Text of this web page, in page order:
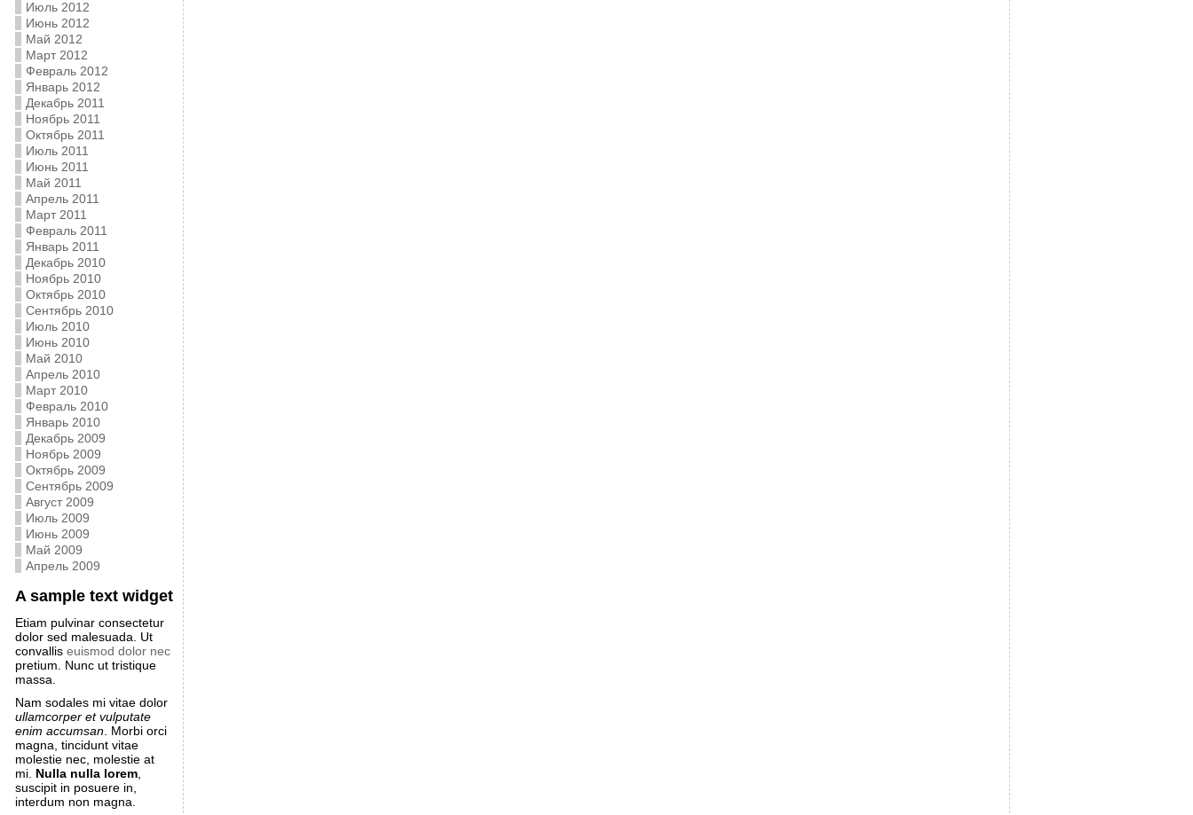
Июль 2012
Июнь 2012
Май 2012
Март 2012
Февраль 2012
Январь 2012
Декабрь 2011
Ноябрь 2011
Октябрь 2011
Июль 2011
Июнь 2011
Май 2011
Апрель 2011
Март 2011
Февраль 2011
Январь 2011
Декабрь 2010
Ноябрь 2010
Октябрь 2010
Сентябрь 2010
Июль 2010
Июнь 2010
Май 2010
Апрель 2010
Март 2010
Февраль 2010
Январь 2010
Декабрь 2009
Ноябрь 2009
Октябрь 2009
Сентябрь 2009
Август 2009
Июль 2009
Июнь 2009
Май 2009
Апрель 2009
A sample text widget
Etiam pulvinar consectetur
dolor sed malesuada. Ut
convallis euismod dolor nec
pretium. Nunc ut tristique
massa.
Nam sodales mi vitae dolor
ullamcorper et vulputate
enim accumsan. Morbi orci
magna, tincidunt vitae
molestie nec, molestie at
mi. Nulla nulla lorem,
suscipit in posuere in,
interdum non magna.